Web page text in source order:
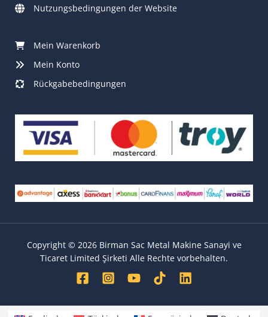
u
e
n
e
Nutzungsbedingungen der Website
Mein Warenkorb
Mein Konto
Rückgabebedingungen
Copyright © 2026 Birman Sac Metal Makine Sanayi ve
Ticaret Limited Şirketi Alle Rechte vorbehalten.